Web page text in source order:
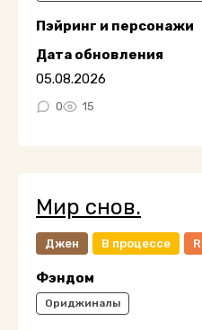
Пэйринг и персонажи
Дата обновления
05.08.2026
0 15
Мир снов.
Джен В процессе R
Фэндом
Ориджиналы